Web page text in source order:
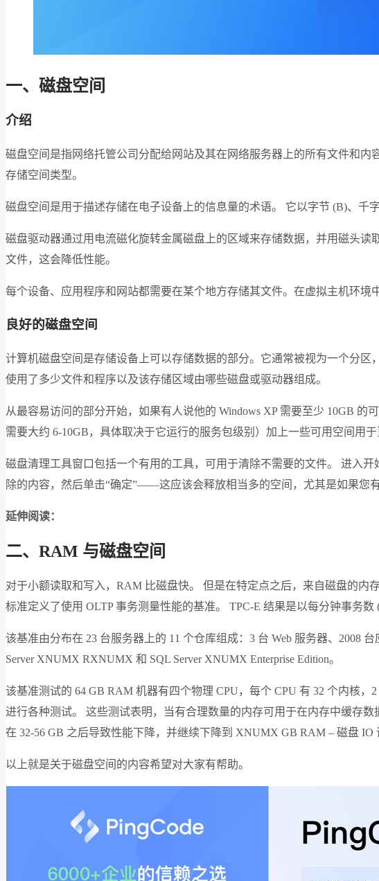
一、磁盘空间
介绍
磁盘空间是指网络托管公司分配给网站及其在网络服务器上的所有文件和
存储空间类型。
磁盘空间是用于描述存储在电子设备上的信息量的术语。 它以字节 (B)、千
磁盘驱动器通过用电流磁化旋转金属磁盘上的区域来存储数据，并用磁头
文件，这会降低性能。
每个设备、应用程序和网站都需要在某个地方存储其文件。在虚拟主机环
良好的磁盘空间
计算机磁盘空间是存储设备上可以存储数据的部分。它通常被视为一个分
使用了多少文件和程序以及该存储区域由哪些磁盘或驱动器组成。
从最容易访问的部分开始，如果有人说他的 Windows XP 需要至少 10GB
需要大约 6-10GB，具体取决于它运行的服务包级别）加上一些可用空间用于
磁盘清理工具窗口包括一个有用的工具，可用于清除不需要的文件。 进入
除的内容，然后单击“确定”——这应该会释放相当多的空间，尤其是如果您
延伸阅读：
二、RAM 与磁盘空间
对于小额读取和写入，RAM 比磁盘快。 但是在特定点之后，来自磁盘的内
标准定义了使用 OLTP 事务测量性能的基准。 TPC-E 结果是以每分钟事务数
该基准由分布在 23 台服务器上的 11 个仓库组成：3 台 Web 服务器、2008
Server XNUMX RXNUMX 和 SQL Server XNUMX Enterprise Edition。
该基准测试的 64 GB RAM 机器有四个物理 CPU，每个 CPU 有 32 个内核
进行各种测试。 这些测试表明，当有合理数量的内存可用于在内存中缓存
在 32-56 GB 之后导致性能下降，并继续下降到 XNUMX GB RAM – 磁盘 IO
以上就是关于磁盘空间的内容希望对大家有帮助。